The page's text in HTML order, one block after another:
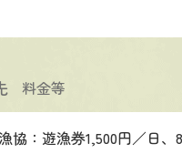
料金等
協：遊漁券1,500円／日、